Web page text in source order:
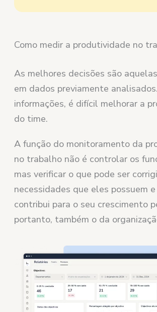
Como medir a produtividade no
As melhores decisões são
em dados previamente
informações, é difícil melhorar a
do time.
A função do monitoramento da
no trabalho não é controlar os
mas verificar o que pode ser
necessidades que eles possuem
contribui para o seu crescimento
portanto, também o da